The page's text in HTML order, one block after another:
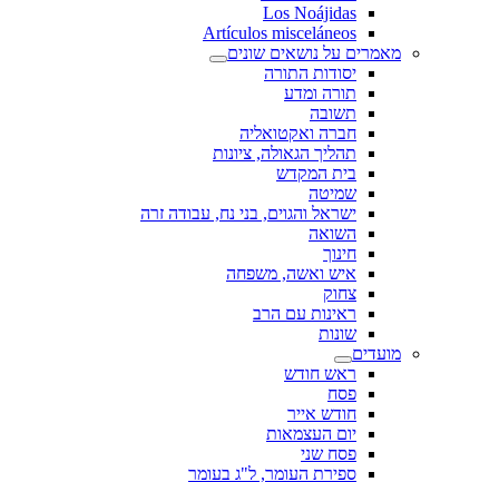
Los Noájidas
Artículos misceláneos
מאמרים על נושאים שונים
יסודות התורה
תורה ומדע
תשובה
חברה ואקטואליה
תהליך הגאולה, ציונות
בית המקדש
שמיטה
ישראל והגוים, בני נח, עבודה זרה
השואה
חינוך
איש ואשה, משפחה
צחוק
ראינות עם הרב
שונות
מועדים
ראש חודש
פסח
חודש אייר
יום העצמאות
פסח שני
ספירת העומר, ל"ג בעומר